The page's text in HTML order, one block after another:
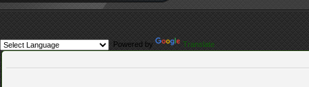
Powered by Translate